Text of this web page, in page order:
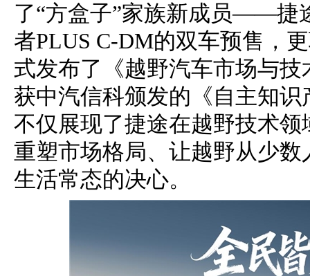
了“方盒子”家族新成员——捷
者PLUS C-DM的双车预售，
式发布了《越野汽车市场与
获中汽信科颁发的《自主知
不仅展现了捷途在越野技术
重塑市场格局、让越野从少数
生活常态的决心。